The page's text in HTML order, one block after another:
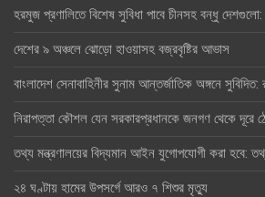
হরমুজ প্রণালিতে বিশেষ সুবিধা পাবে চীনসহ বন্ধু
দেশের ৯ অঞ্চলে ঝোড়ো হাওয়াসহ বজ্রবৃষ্টির আভাস
বাংলাদেশ সেনাবাহিনীর সুনাম আন্তর্জাতিক অঙ্গনে সুবিদিত:
নিরাপত্তা কৌশল যেন সরকারপ্রধানকে জনগণ থেকে দূরে
তথ্য মন্ত্রণালয়ের বিদ্যমান আইন যুগোপযোগী করা হবে:
২৪ ঘণ্টায় হামের উপসর্গে আরও ৭ শিশুর মৃত্যু